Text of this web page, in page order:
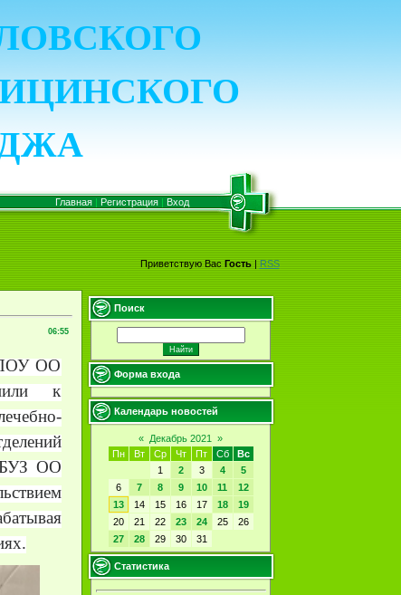
Главная| Регистрация| Вход
Приветствую Вас Гость|RSS
06:55
ОО
к
БУЗ ОО
Поиск
Форма входа
Календарь новостей
« Декабрь 2021
»
Пн
Вт Ср Чт Пт Сб
Вс
1
2 3 4
5
6
7 8 9 10 11
12
13
14 15 16 17 18
19
20
21 22 23 24 25
26
27
28 29 30 31
Статистика